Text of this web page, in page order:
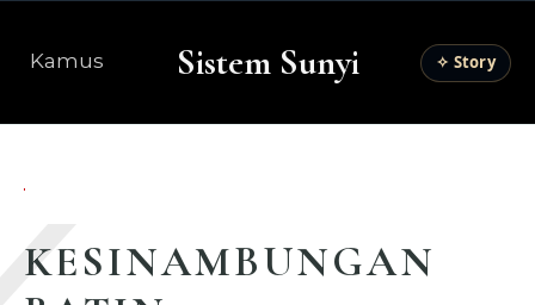
Kamus Sistem Sunyi ✧ Story
KESINAMBUNGAN